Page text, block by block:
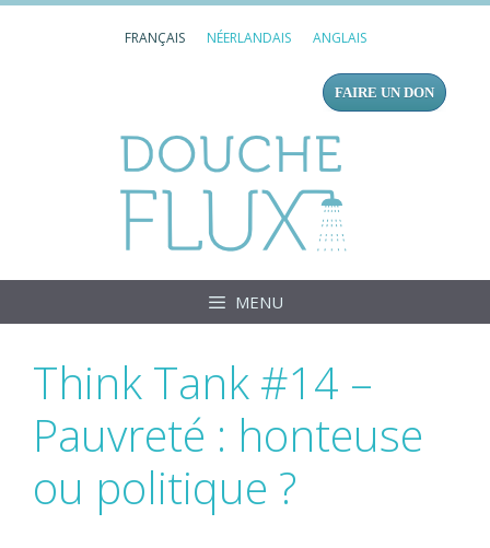
FRANÇAIS NÉERLANDAIS ANGLAIS
FAIRE UN DON
MENU
Think Tank #14 –
Pauvreté : honteuse
ou politique ?